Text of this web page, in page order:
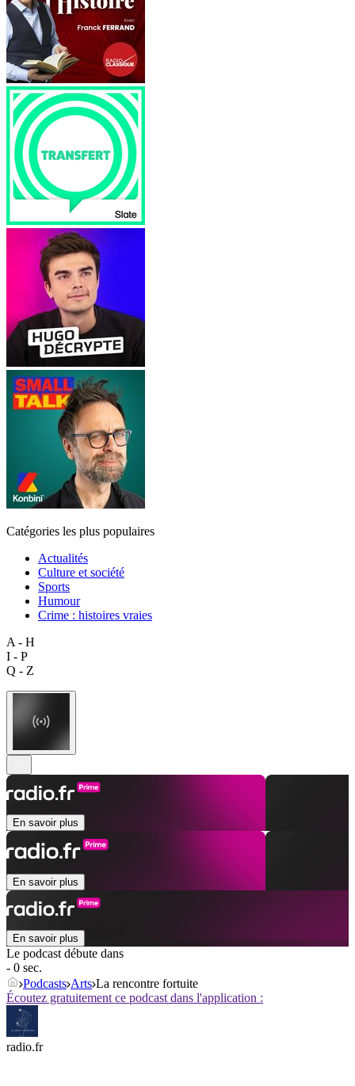
Catégories les plus populaires
Actualités
Culture et société
Sports
Humour
Crime : histoires vraies
A - H
I - P
Q - Z
En savoir plus
En savoir plus
En savoir plus
Le podcast débute dans
- 0 sec.
Podcasts Arts La rencontre fortuite
Écoutez gratuitement ce podcast dans l'application :
radio.fr